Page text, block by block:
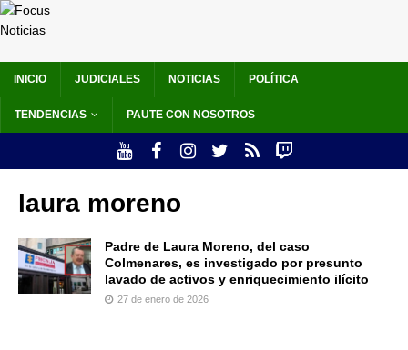
INICIO JUDICIALES NOTICIAS POLÍTICA
TENDENCIAS PAUTE CON NOSOTROS
laura moreno
Padre de Laura Moreno, del caso
Colmenares, es investigado por presunto
lavado de activos y enriquecimiento ilícito
27 de enero de 2026